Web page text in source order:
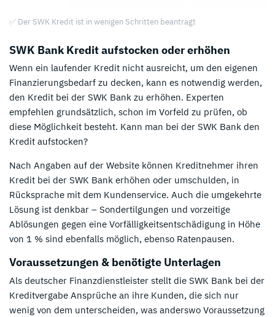
✅ Der SWK Kredit ist in wenigen Schritten beantragt
SWK Bank Kredit aufstocken oder erhöhen
Wenn ein laufender Kredit nicht ausreicht, um den eigenen
Finanzierungsbedarf zu decken, kann es notwendig werden,
den Kredit bei der SWK Bank zu erhöhen. Experten
empfehlen grundsätzlich, schon im Vorfeld zu prüfen, ob
diese Möglichkeit besteht. Kann man bei der SWK Bank den
Kredit aufstocken?
Nach Angaben auf der Website können Kreditnehmer ihren
Kredit bei der SWK Bank erhöhen oder umschulden, in
Rücksprache mit dem Kundenservice. Auch die umgekehrte
Lösung ist denkbar – Sondertilgungen und vorzeitige
Ablösungen gegen eine Vorfälligkeitsentschädigung in Höhe
von 1 % sind ebenfalls möglich, ebenso Ratenpausen.
Voraussetzungen & benötigte Unterlagen
Als deutscher Finanzdienstleister stellt die SWK Bank bei der
Kreditvergabe Ansprüche an ihre Kunden, die sich nur
wenig von dem unterscheiden, was anderswo Voraussetzung